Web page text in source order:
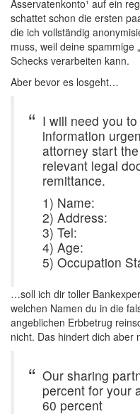
Asservatenkonto¹ auf ein
schattet schon die ersten
die ich vollständig
muss, weil deine spammige
Schecks verarbeiten kann.
Aber bevor es losgeht…
I will need you
information
attorney start
relevant legal
remittance.
1) Name:
2) Address:
3) Tel:
4) Age:
5) Occupation
…soll ich dir toller
welchen Namen du in die
angeblichen Erbbetrug
nicht. Das hindert dich
Our sharing
percent for your
60 percent